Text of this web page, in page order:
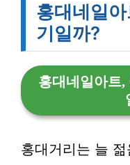
홍대네일
기일까?
홍대네일아트,
홍대거리는 늘